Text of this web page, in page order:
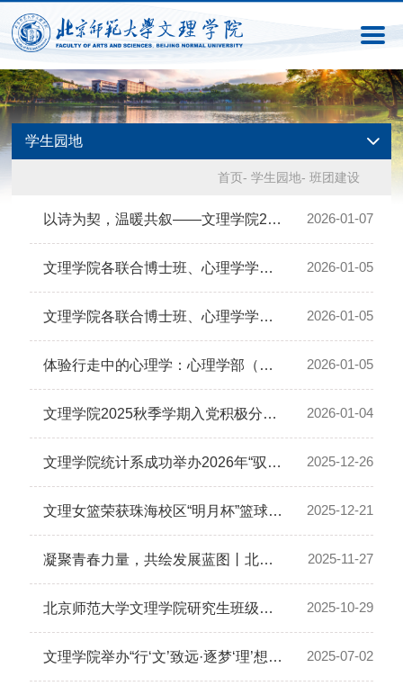
学生园地
首页- 学生园地- 班团建设
2026-01-07
以诗为契，温暖共叙——文理学院2026元旦诗歌拼接团辅回顾
2026-01-05
文理学院各联合博士班、心理学学术博士班团支部开展学风建设专项教育活动
2026-01-05
文理学院各联合博士班、心理学学术博士班团支部开展学风建设专项教育活动
2026-01-05
体验行走中的心理学：心理学部（珠海）硕博学子开展特色融合实践活动
2026-01-04
文理学院2025秋季学期入党积极分子培训班顺利结训
2025-12-26
文理学院统计系成功举办2026年“驭统新程，乘韵踏春”元旦晚会
2025-12-21
文理女篮荣获珠海校区“明月杯”篮球赛冠军
2025-11-27
凝聚青春力量，共绘发展蓝图丨北京师范大学文理学院第一次研究生代表大会暨首届研究生...
2025-10-29
北京师范大学文理学院研究生班级骨干沙龙成功举办
2025-07-02
文理学院举办“行‘文’致远·逐梦‘理’想”2025届毕业生代表座谈会